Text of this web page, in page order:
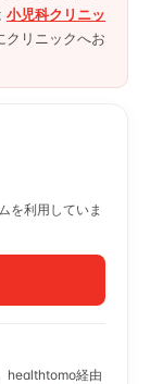
小児科クリニッ
クリニックへお
を利用していま
healthtomo経由